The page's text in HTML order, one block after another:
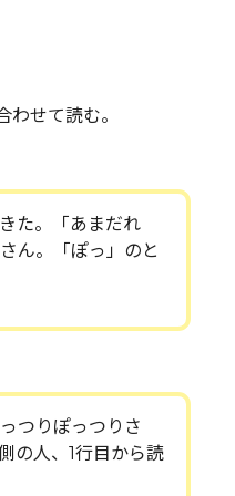
わせて読む。
た。「あまだれ
ん。「ぽっ」のと
つりぽっつりさ
の人、1行目から読